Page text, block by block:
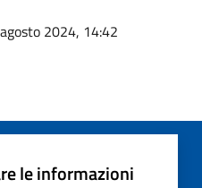
2024, 14:42
le informazioni